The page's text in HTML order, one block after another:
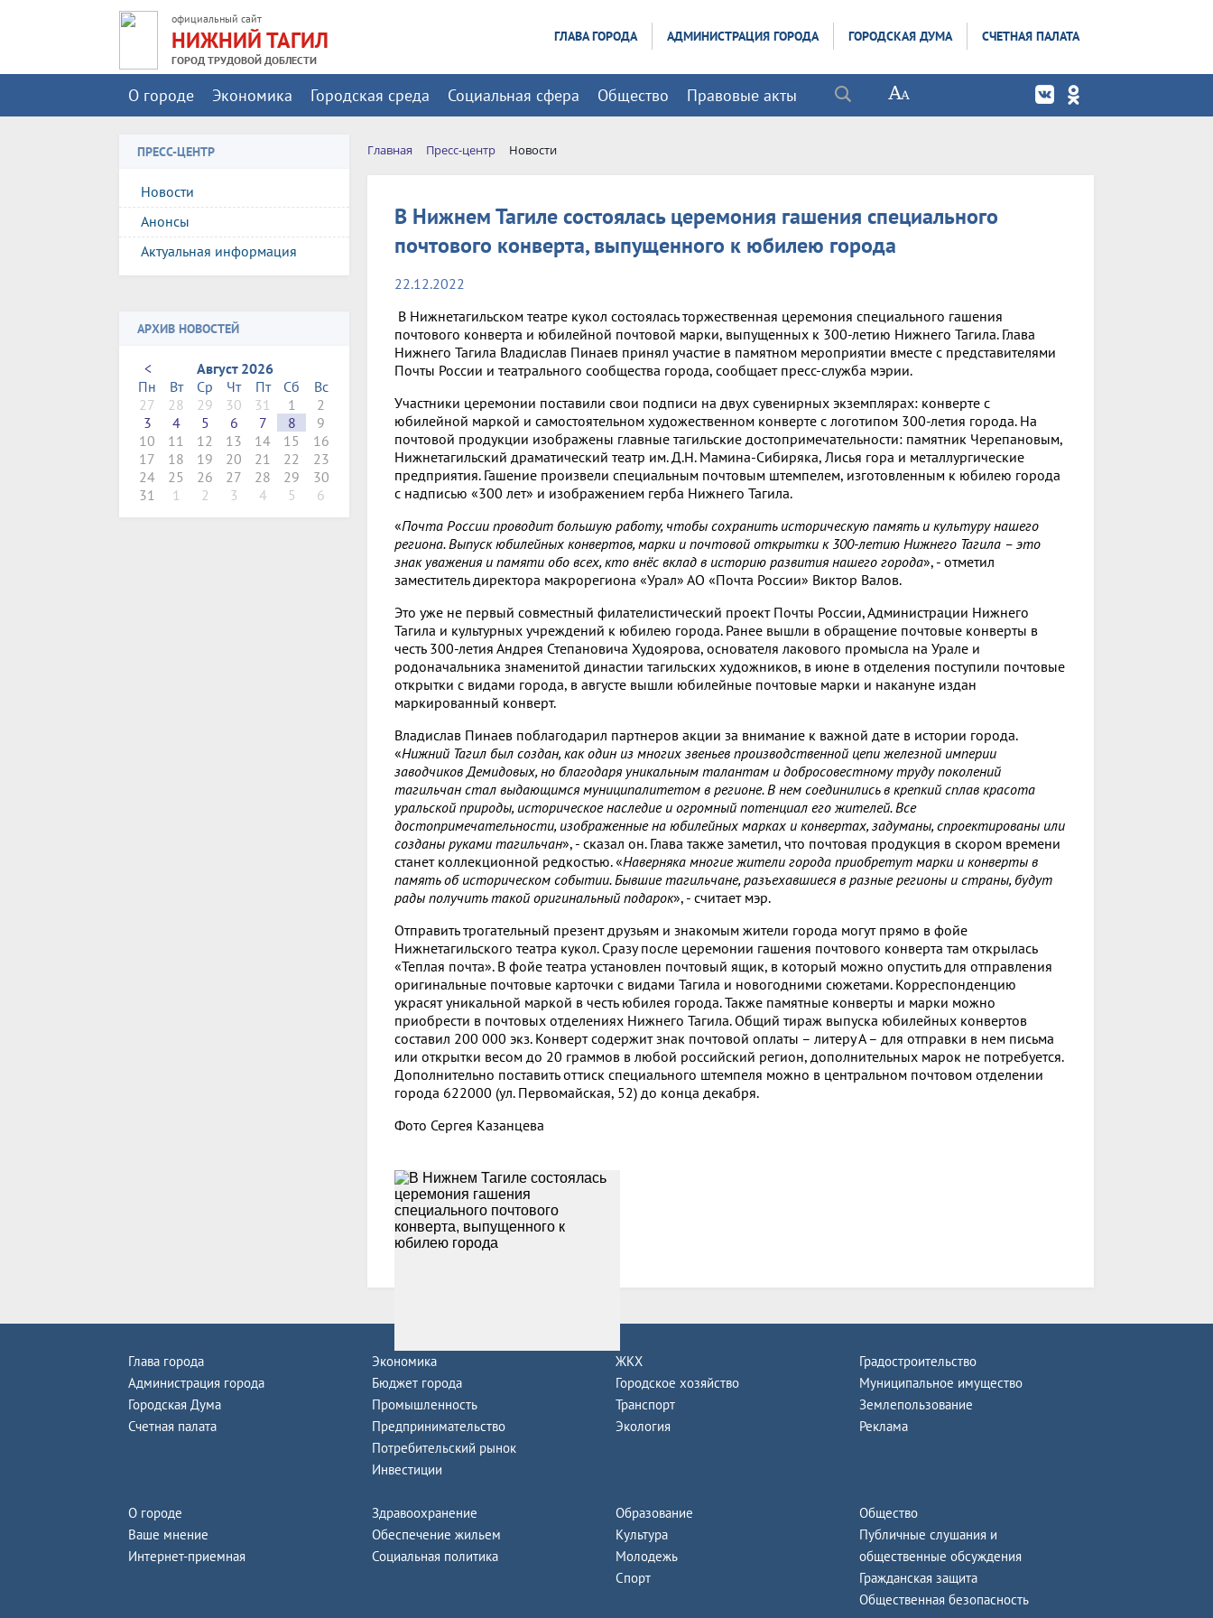
официальный сайт
НИЖНИЙ ТАГИЛ
ГОРОД ТРУДОВОЙ ДОБЛЕСТИ
ГЛАВА ГОРОДА АДМИНИСТРАЦИЯ ГОРОДА ГОРОДСКАЯ ДУМА СЧЕТНАЯ ПАЛАТА
О городе Экономика Городская среда Социальная сфера Общество Правовые акты
ПРЕСС-ЦЕНТР
Новости
Анонсы
Актуальная информация
АРХИВ НОВОСТЕЙ
<
Август 2026
Пн
Вт Ср Чт Пт Сб
Вс
27
28 29 30 31 1
2
3
4 5 6 7 8
9
10
11 12 13 14 15
16
17
18 19 20 21 22
23
24
25 26 27 28 29
30
31
1 2 3 4 5 6
Главная Пресс-центр Новости
В Нижнем Тагиле состоялась церемония гашения специального
почтового конверта, выпущенного к юбилею города
22.12.2022
В Нижнетагильском театре кукол состоялась торжественная церемония специального гашения
почтового конверта и юбилейной почтовой марки, выпущенных к 300-летию Нижнего Тагила. Глава
Нижнего Тагила Владислав Пинаев принял участие в памятном мероприятии вместе с представителями
Почты России и театрального сообщества города, сообщает пресс-служба мэрии.
Участники церемонии поставили свои подписи на двух сувенирных экземплярах: конверте с
юбилейной маркой и самостоятельном художественном конверте с логотипом 300-летия города. На
почтовой продукции изображены главные тагильские достопримечательности: памятник Черепановым,
Нижнетагильский драматический театр им. Д.Н. Мамина-Сибиряка, Лисья гора и металлургические
предприятия. Гашение произвели специальным почтовым штемпелем, изготовленным к юбилею города
с надписью «300 лет» и изображением герба Нижнего Тагила.
«Почта России проводит большую работу, чтобы сохранить историческую память и культуру нашего
региона. Выпуск юбилейных конвертов, марки и почтовой открытки к 300-летию Нижнего Тагила – это
знак уважения и памяти обо всех, кто внёс вклад в историю развития нашего города», - отметил
заместитель директора макрорегиона «Урал» АО «Почта России» Виктор Валов.
Это уже не первый совместный филателистический проект Почты России, Администрации Нижнего
Тагила и культурных учреждений к юбилею города. Ранее вышли в обращение почтовые конверты в
честь 300-летия Андрея Степановича Худоярова, основателя лакового промысла на Урале и
родоначальника знаменитой династии тагильских художников, в июне в отделения поступили почтовые
открытки с видами города, в августе вышли юбилейные почтовые марки и накануне издан
маркированный конверт.
Владислав Пинаев поблагодарил партнеров акции за внимание к важной дате в истории города.
«Нижний Тагил был создан, как один из многих звеньев производственной цепи железной империи
заводчиков Демидовых, но благодаря уникальным талантам и добросовестному труду поколений
тагильчан стал выдающимся муниципалитетом в регионе. В нем соединились в крепкий сплав красота
уральской природы, историческое наследие и огромный потенциал его жителей. Все
достопримечательности, изображенные на юбилейных марках и конвертах, задуманы, спроектированы или
созданы руками тагильчан», - сказал он. Глава также заметил, что почтовая продукция в скором времени
станет коллекционной редкостью. «Наверняка многие жители города приобретут марки и конверты в
память об историческом событии. Бывшие тагильчане, разъехавшиеся в разные регионы и страны, будут
рады получить такой оригинальный подарок», - считает мэр.
Отправить трогательный презент друзьям и знакомым жители города могут прямо в фойе
Нижнетагильского театра кукол. Сразу после церемонии гашения почтового конверта там открылась
«Теплая почта». В фойе театра установлен почтовый ящик, в который можно опустить для отправления
оригинальные почтовые карточки с видами Тагила и новогодними сюжетами. Корреспонденцию
украсят уникальной маркой в честь юбилея города. Также памятные конверты и марки можно
приобрести в почтовых отделениях Нижнего Тагила. Общий тираж выпуска юбилейных конвертов
составил 200 000 экз. Конверт содержит знак почтовой оплаты – литеру А – для отправки в нем письма
или открытки весом до 20 граммов в любой российский регион, дополнительных марок не потребуется.
Дополнительно поставить оттиск специального штемпеля можно в центральном почтовом отделении
города 622000 (ул. Первомайская, 52) до конца декабря.
Фото Сергея Казанцева
Все новости
Глава города
Администрация города
Городская Дума
Счетная палата
Экономика
Бюджет города
Промышленность
Предпринимательство
Потребительский рынок
Инвестиции
ЖКХ
Городское хозяйство
Транспорт
Экология
Градостроительство
Муниципальное имущество
Землепользование
Реклама
О городе
Ваше мнение
Интернет-приемная
Здравоохранение
Обеспечение жильем
Социальная политика
Образование
Культура
Молодежь
Спорт
Общество
Публичные слушания и
общественные обсуждения
Гражданская защита
Общественная безопасность